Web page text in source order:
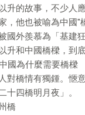
升的故事，不少人
，他也被喻為中國"
國外羨慕為「基建
升和中國橋樑，到
國為什麼需要橋樑
對橋情有獨鍾。愜
二十四橋明月夜」。
橋